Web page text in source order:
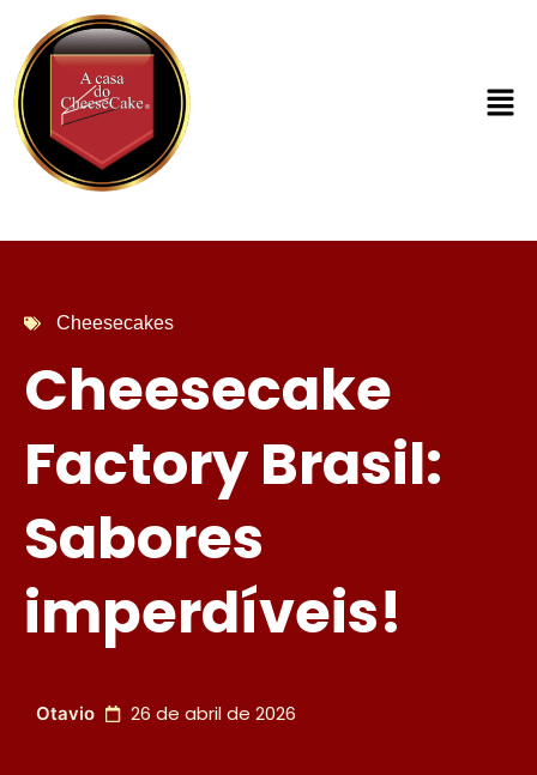
Cheesecakes
Cheesecake
Factory Brasil:
Sabores
imperdíveis!
Otavio 26 de abril de 2026